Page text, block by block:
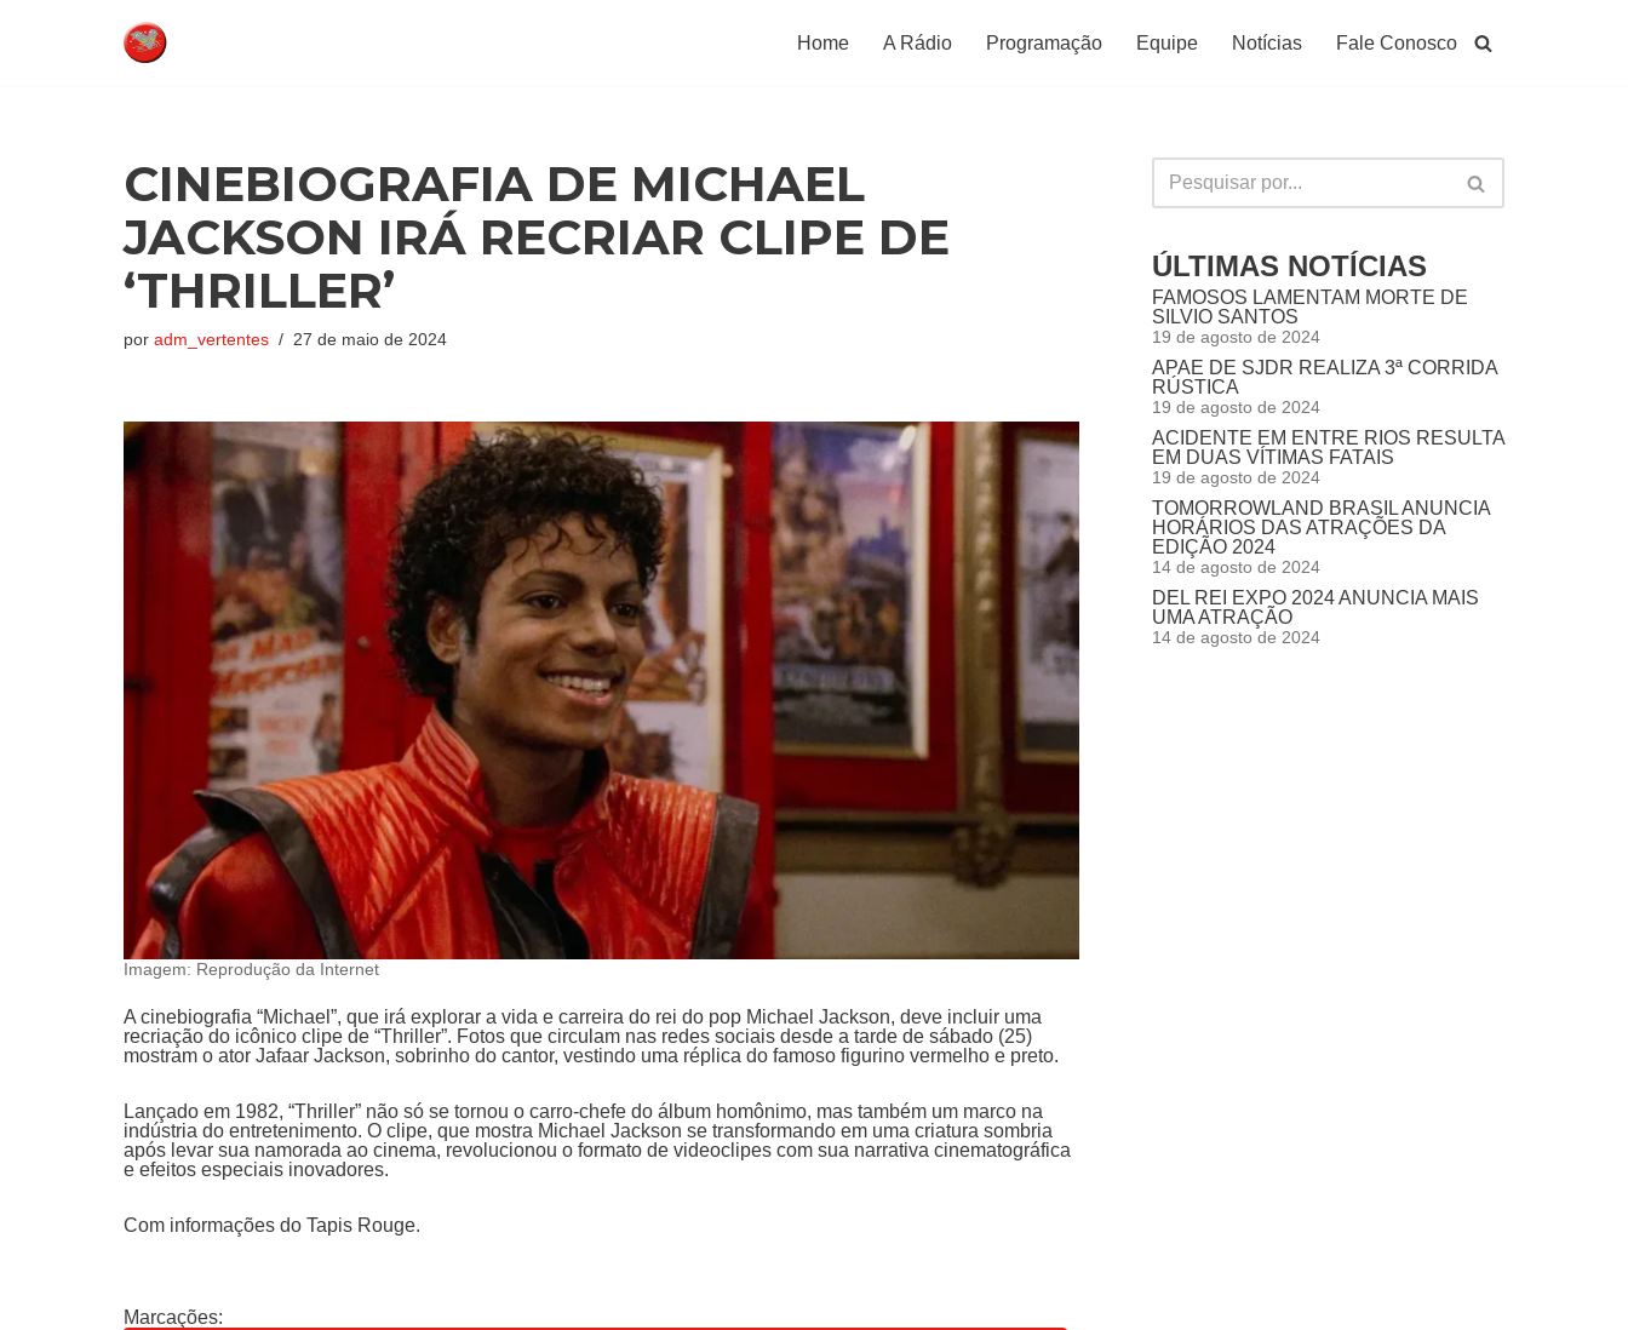
Home A Rádio Programação Equipe Notícias Fale Conosco
CINEBIOGRAFIA DE MICHAEL
JACKSON IRÁ RECRIAR CLIPE DE
‘THRILLER’
por adm_vertentes 27 de maio de 2024
Imagem: Reprodução da Internet
A cinebiografia “Michael”, que irá explorar a vida e carreira do rei do pop Michael Jackson, deve incluir uma
recriação do icônico clipe de “Thriller”. Fotos que circulam nas redes sociais desde a tarde de sábado (25)
mostram o ator Jafaar Jackson, sobrinho do cantor, vestindo uma réplica do famoso figurino vermelho e preto.
Lançado em 1982, “Thriller” não só se tornou o carro-chefe do álbum homônimo, mas também um marco na
indústria do entretenimento. O clipe, que mostra Michael Jackson se transformando em uma criatura sombria
após levar sua namorada ao cinema, revolucionou o formato de videoclipes com sua narrativa cinematográfica
e efeitos especiais inovadores.
Com informações do Tapis Rouge.
Marcações:
ÚLTIMAS NOTÍCIAS
FAMOSOS LAMENTAM MORTE DE
SILVIO SANTOS
19 de agosto de 2024
APAE DE SJDR REALIZA 3ª CORRIDA
RÚSTICA
19 de agosto de 2024
ACIDENTE EM ENTRE RIOS RESULTA
EM DUAS VÍTIMAS FATAIS
19 de agosto de 2024
TOMORROWLAND BRASIL ANUNCIA
HORÁRIOS DAS ATRAÇÕES DA
EDIÇÃO 2024
14 de agosto de 2024
DEL REI EXPO 2024 ANUNCIA MAIS
UMA ATRAÇÃO
14 de agosto de 2024